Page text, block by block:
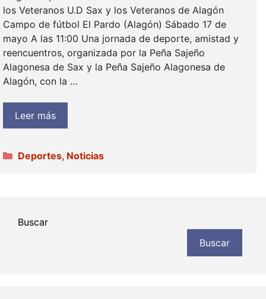
los Veteranos U.D Sax y los Veteranos de Alagón
Campo de fútbol El Pardo (Alagón) Sábado 17 de
mayo A las 11:00 Una jornada de deporte, amistad y
reencuentros, organizada por la Peña Sajeño
Alagonesa de Sax y la Peña Sajeño Alagonesa de
Alagón, con la …
Leer más
Categorías
Deportes, Noticias
Buscar
Buscar